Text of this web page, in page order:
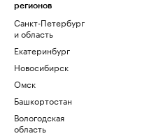
регионов
Санкт-Петербург
и область
Екатеринбург
Новосибирск
Омск
Башкортостан
Вологодская
область